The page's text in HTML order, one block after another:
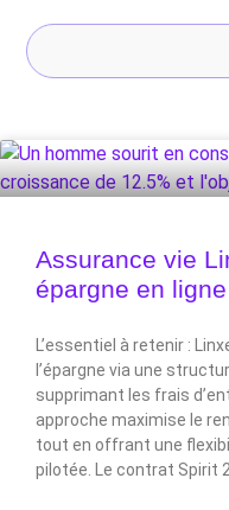
Assurance vie
épargne en ligne
L’essentiel à retenir :
l’épargne via une
supprimant les frais
approche maximise le
tout en offrant une
pilotée. Le contrat Spirit